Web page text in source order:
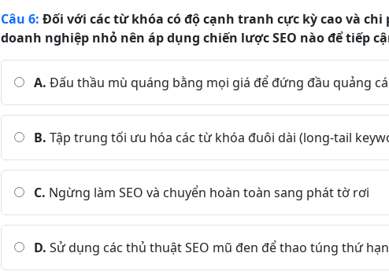
Câu 6: Đối với các từ khóa có độ cạnh tranh cực kỳ cao và
doanh nghiệp nhỏ nên áp dụng chiến lược SEO nào để tiếp
A. Đấu thầu mù quáng bằng mọi giá để đứng đầu quảng
B. Tập trung tối ưu hóa các từ khóa đuôi dài (long-tail
C. Ngừng làm SEO và chuyển hoàn toàn sang phát tờ rơi
D. Sử dụng các thủ thuật SEO mũ đen để thao túng thứ